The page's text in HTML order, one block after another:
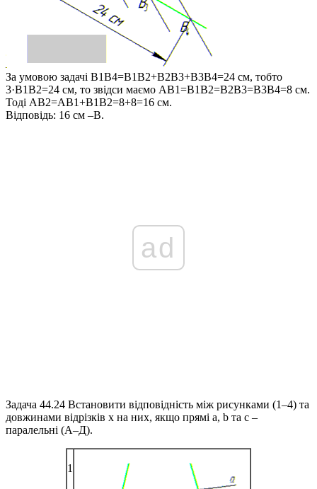
За умовою задачі B1B4=B1B2+B2B3+B3B4=24 см, тобто
3·B1B2=24 см, то звідси маємо AB1=B1B2=B2B3=B3B4=8 см.
Тоді AB2=AB1+B1B2=8+8=16 см.
Відповідь: 16 см –В.
ad
Задача 44.24 Встановити відповідність між рисунками (1–4) та
довжинами відрізків x на них, якщо прямі a, b та c –
паралельні (А–Д).
1